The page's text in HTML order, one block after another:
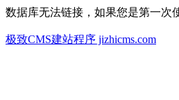
数据库无法链接，如果您是第一次
极致CMS建站程序 jizhicms.com